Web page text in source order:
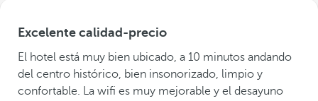
Excelente calidad-precio
El hotel está muy bien ubicado, a 10 minutos andando
del centro histórico, bien insonorizado, limpio y
confortable. La wifi es muy mejorable y el desayuno